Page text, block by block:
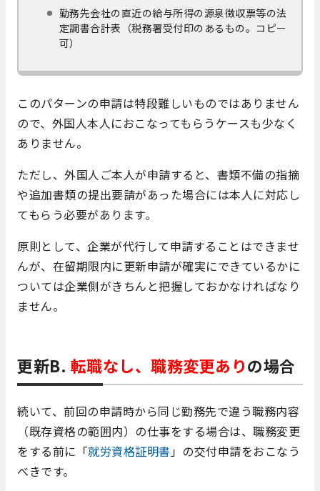
勤務先会社の直近の給与所得の源泉徴収票等の法
定調書合計表（税務署受付印のあるもの。コピー
可）
このパターンの申請は特段難しいものではありません
ので、外国人本人におこなってもらうケースも少なく
ありません。
ただし、外国人ご本人が申請すると、書類不備の指摘
や追加書類の提出要請があった場合には本人に対応し
てもらう必要があります。
原則として、企業が代行して申請することはできませ
んが、在留期限内に更新申請が確実にできているかに
ついては企業側がきちんと把握しておかなければなり
ません。
更新B. 転職なし、職務変更ありの場合
続いて、前回の申請時から同じ勤務先で違う職務内容
（既存資格の範囲内）の仕事をする場合は、職務変更
をする前に「就労資格証明書 」の交付申請をおこなう
べきです。